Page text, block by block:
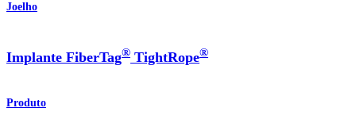
Joelho
Implante FiberTag® TightRope®
Produto